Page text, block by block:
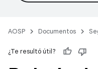
AOSP Documentos
¿Te resultó útil?